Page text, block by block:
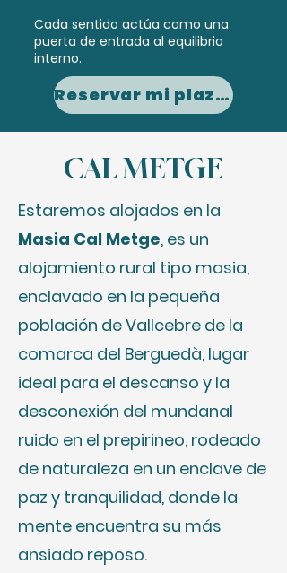
Cada sentido actúa como una
puerta de entrada al equilibrio
interno.
Reservar mi plaza en el Retiro 6D
CAL METGE
Estaremos alojados en la
Masia Cal Metge, es un
alojamiento rural tipo masia,
enclavado en la pequeña
población de Vallcebre de la
comarca del Berguedà, lugar
ideal para el descanso y la
desconexión del mundanal
ruido en el prepirineo, rodeado
de naturaleza en un enclave de
paz y tranquilidad, donde la
mente encuentra su más
ansiado reposo.